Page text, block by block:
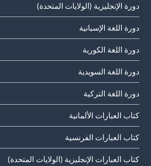
دورة الإنجليزية (الولايات المتحدة)
دورة اللغة الإسبانية
دورة اللغة الكورية
دورة اللغة السويدية
دورة اللغة التركية
كتاب العبارات الألمانية
كتاب العبارات الفرنسية
كتاب العبارات الإنجليزية (الولايات المتحدة)